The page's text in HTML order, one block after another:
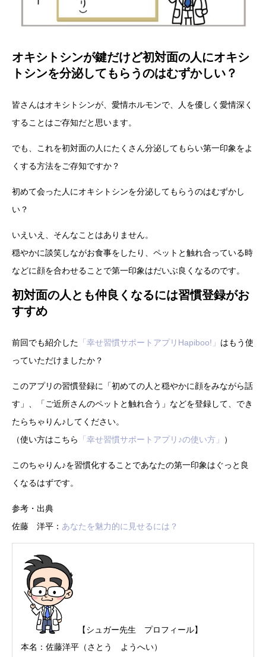
オキシトシンが鍵だけど初対面の人にオキシ
トシンを分泌してもらうのはむずかしい？
皆さんはオキシトシンが、愛情ホルモンで、人を優しく愛情深く
することはご存知だと思います。
でも、これを初対面の人にたくさん分泌してもらい第一印象をよ
くする方法をご存知ですか？
初めて会った人にオキシトシンを分泌してもらうのはむずかし
い？
いえいえ、そんなことはありません。
穏やかに談笑しながお食事をしたり、ペットと触れ合っている時
などに顔を合わせることで第一印象はだいぶ良くなるのです。
初対面の人とも仲良くなるには習慣登録がお
すすめ
前回でも紹介した 「幸せ習慣サポートアプリHapiboo!」 はもう使
っていただけましたか？
このアプリの習慣登録に「初めての人と穏やかに顔をみながら話
す」、「ご近所さんのペットと触れ合う」などを登録して、でき
たらちゃりん♪してください。
（使い方はこちら
「幸せ習慣サポートアプリ♪の使い方」 ）
このちゃりん♪を習慣化することであなたの第一印象はぐっと良
くなるはずです。
参考・出典
佐藤 洋平： あなたを魅力的に見せるには？
【シュガー先生 プロフィール】
本名：佐藤洋平（さとう ようへい）